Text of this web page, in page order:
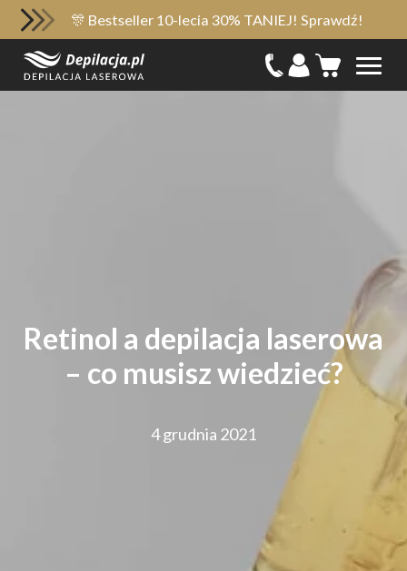
🎊 Bestseller 10-lecia 30% TANIEJ! Sprawdź!
Retinol a depilacja laserowa
– co musisz wiedzieć?
4 grudnia 2021